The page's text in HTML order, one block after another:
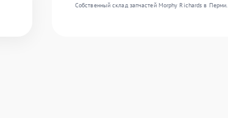
Собственный склад запчастей Morphy Richards в Перми.